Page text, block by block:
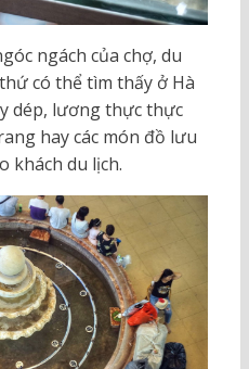
ngách của chợ, du
có thể tìm thấy ở Hà
dép, lương thực thực
hay các món đồ lưu
khách du lịch.